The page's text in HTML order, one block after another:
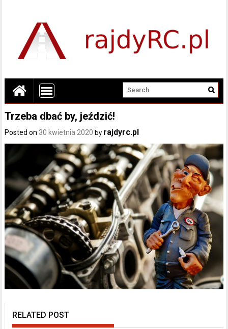
Trzeba dbać by, jeździć!
Posted on 30 kwietnia 2020 by rajdyrc.pl
RELATED POST